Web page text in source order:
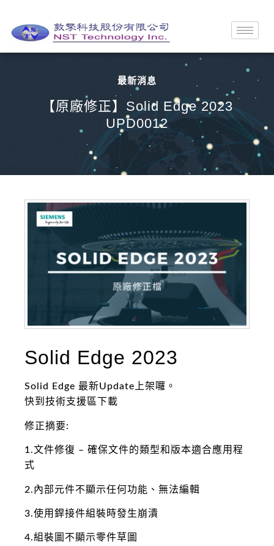
最新消息
【原廠修正】Solid Edge 2023
UPD0012
Solid Edge 2023
Solid Edge 最新Update上架囉。
快到技術支援區下載
修正摘要:
1.文件修復 – 確保文件的類型和版本適合應用程
式
2.內部元件不顯示任何功能、無法編輯
3.使用銲接件組裝時發生崩潰
4.組裝圖不顯示零件草圖